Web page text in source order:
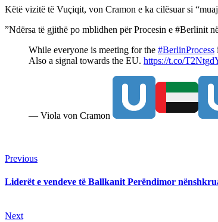
Këtë vizitë të Vuçiqit, von Cramon e ka cilësuar si
”Ndërsa të gjithë po mblidhen për Procesin e #Berlinit
While everyone is meeting for the #BerlinProcess
Also a signal towards the EU. https://t.co/
— Viola von Cramon
Continue
Reading
PreviousPrevious
Liderët e vendeve të Ballkanit Perëndimor
NextNext